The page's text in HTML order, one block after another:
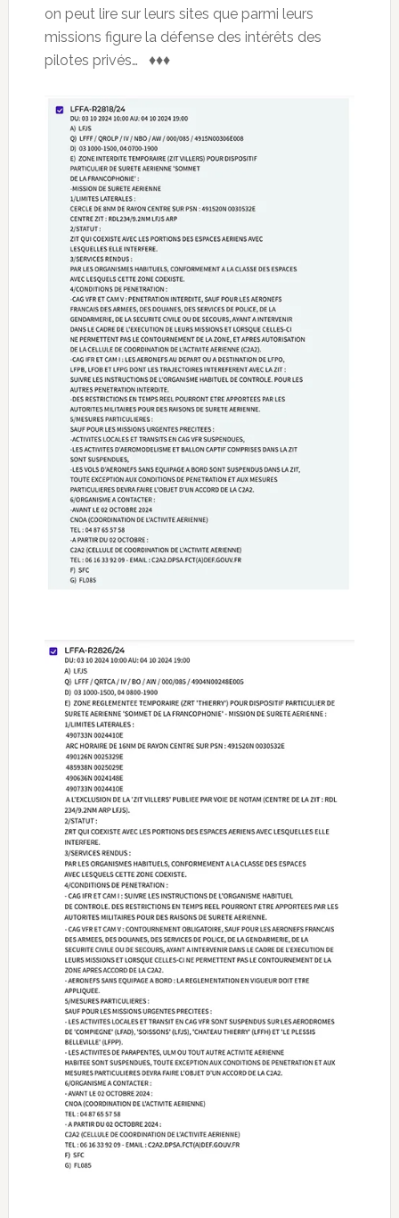
on peut lire sur leurs sites que parmi leurs
missions figure la défense des intérêts des
pilotes privés… ♦♦♦